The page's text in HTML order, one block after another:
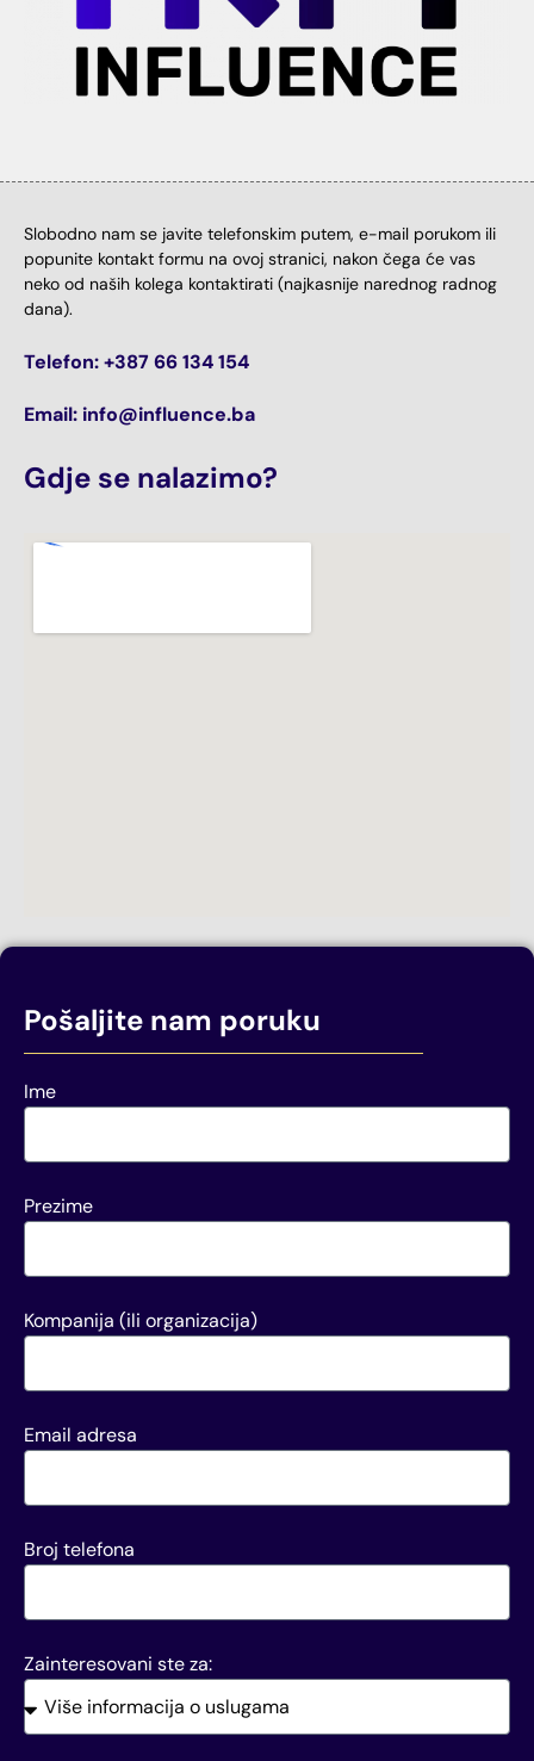
Slobodno nam se javite telefonskim putem, e-mail porukom ili
popunite kontakt formu na ovoj stranici, nakon čega će vas
neko od naših kolega kontaktirati (najkasnije narednog radnog
dana).
Telefon: +387 66 134 154
Email: info@influence.ba
Gdje se nalazimo?
Pošaljite nam poruku
Ime
Prezime
Kompanija (ili organizacija)
Email adresa
Broj telefona
Zainteresovani ste za: